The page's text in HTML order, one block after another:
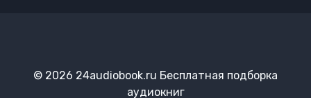
© 2026 24audiobook.ru Бесплатная подборка
аудиокниг